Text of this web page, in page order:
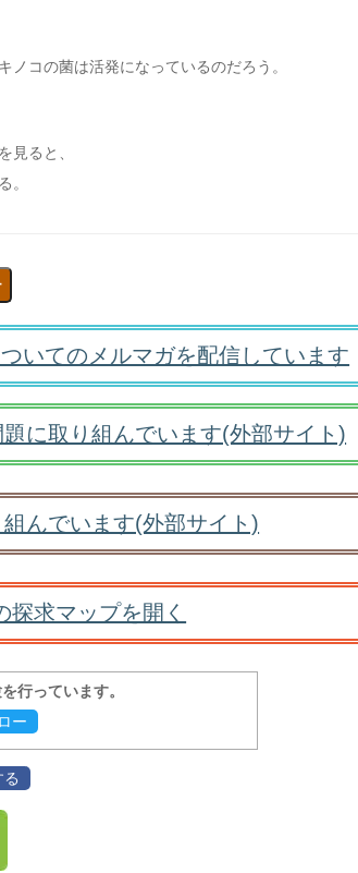
コの菌は活発になっているのだろう。
見ると、
。
いてのメルマガを配信しています
に取り組んでいます(外部サイト)
んでいます(外部サイト)
探求マップを開く
行っています。
ー